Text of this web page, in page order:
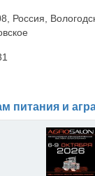
Россия,
питания и